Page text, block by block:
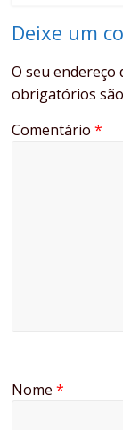
Deixe um
O seu endereço
obrigatórios
Comentário*
Nome*